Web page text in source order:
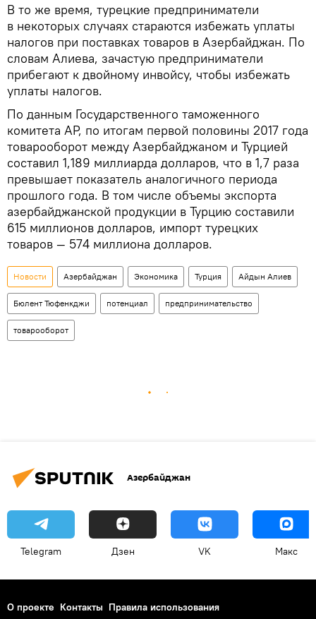
В то же время, турецкие предприниматели
в некоторых случаях стараются избежать уплаты
налогов при поставках товаров в Азербайджан. По
словам Алиева, зачастую предприниматели
прибегают к двойному инвойсу, чтобы избежать
уплаты налогов.
По данным Государственного таможенного
комитета АР, по итогам первой половины 2017 года
товарооборот между Азербайджаном и Турцией
составил 1,189 миллиарда долларов, что в 1,7 раза
превышает показатель аналогичного периода
прошлого года. В том числе объемы экспорта
азербайджанской продукции в Турцию составили
615 миллионов долларов, импорт турецких
товаров — 574 миллиона долларов.
Новости Азербайджан Экономика Турция Айдын Алиев
Бюлент Тюфенкджи потенциал предпринимательство
товарооборот
Азербайджан
Telegram Дзен VK Макс
О проекте Контакты Правила использования